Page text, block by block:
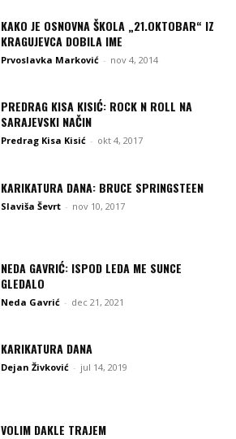
KAKO JE OSNOVNA ŠKOLA „21.OKTOBAR“ IZ
KRAGUJEVCA DOBILA IME
Prvoslavka Marković - nov 4, 2014
PREDRAG KISA KISIĆ: ROCK N ROLL NA
SARAJEVSKI NAČIN
Predrag Kisa Kisić - okt 4, 2017
KARIKATURA DANA: BRUCE SPRINGSTEEN
Slaviša Ševrt - nov 10, 2017
NEDA GAVRIĆ: ISPOD LEDA ME SUNCE
GLEDALO
Neda Gavrić - dec 21, 2021
KARIKATURA DANA
Dejan Živković - jul 14, 2019
VOLIM DAKLE TRAJEM